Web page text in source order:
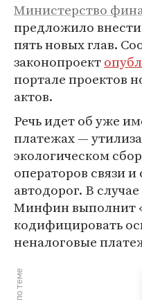
Министерство
предложило
пять новых глав.
законопроект
портале проектов
актов.
Речь идет об уже
платежах —
экологическом
операторов связи и
автодорог. В
Минфин выполнит
кодифицировать
неналоговые